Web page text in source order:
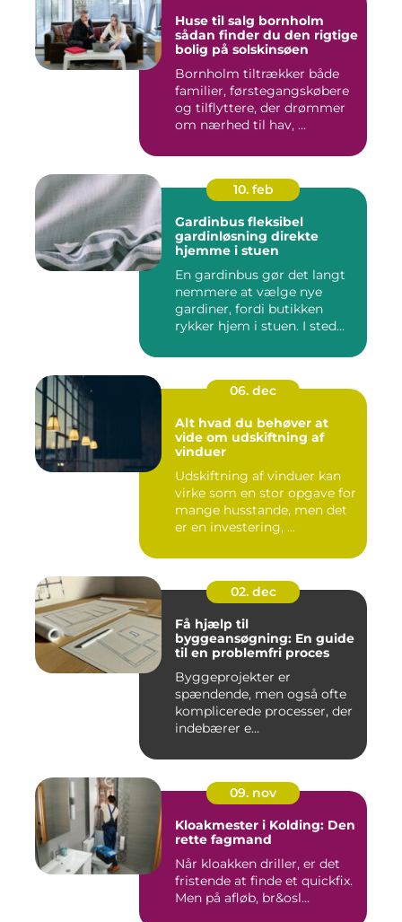
Huse til salg bornholm
sådan finder du den rigtige
bolig på solskinsøen
Bornholm tiltrækker både
familier, førstegangskøbere
og tilflyttere, der drømmer
om nærhed til hav, ...
10. feb
Gardinbus fleksibel
gardinløsning direkte
hjemme i stuen
En gardinbus gør det langt
nemmere at vælge nye
gardiner, fordi butikken
rykker hjem i stuen. I sted...
06. dec
Alt hvad du behøver at
vide om udskiftning af
vinduer
Udskiftning af vinduer kan
virke som en stor opgave for
mange husstande, men det
er en investering, ...
02. dec
Få hjælp til
byggeansøgning: En guide
til en problemfri proces
Byggeprojekter er
spændende, men også ofte
komplicerede processer, der
indebærer e...
09. nov
Kloakmester i Kolding: Den
rette fagmand
Når kloakken driller, er det
fristende at finde et quickfix.
Men på afløb, br&osl...